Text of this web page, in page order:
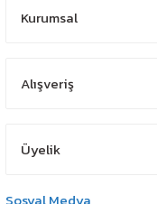
Kurumsal
Alışveriş
Üyelik